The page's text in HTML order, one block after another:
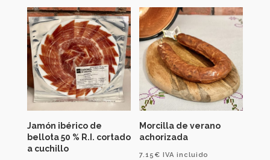
Jamón ibérico de
bellota 50 % R.I. cortado
a cuchillo
Morcilla de verano
achorizada
7.15 € IVA incluido